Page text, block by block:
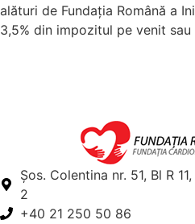
alături de Fundația Română a
3,5% din impozitul pe venit
Șos. Colentina nr. 51, Bl R
2
+40 21 250 50 86